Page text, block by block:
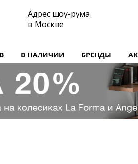
Адрес шоу-рума
в Москве
В НАЛИЧИИ БРЕНДЫ